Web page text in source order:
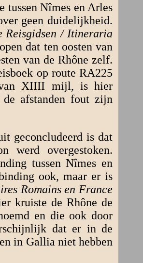
tussen Nîmes en Arles
geen duidelijkheid.
Reisgidsen / Itineraria
dat ten oosten van
van de Rhône zelf.
op route RA225
XIIII mijl, is hier
afstanden fout zijn
geconcludeerd is dat
werd overgestoken.
tussen Nîmes en
ook, maar er is
Romains en France
kruiste de Rhône de
en die ook door
dat er in de
in Gallia niet hebben